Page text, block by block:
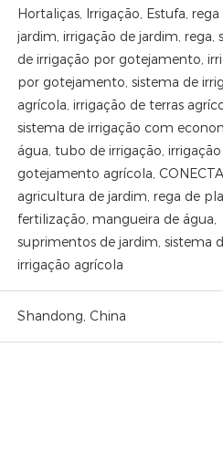
Hortaliças, Irrigação, Estufa, rega
jardim, irrigação de jardim, rega,
de irrigação por gotejamento,
por gotejamento, sistema de
agrícola, irrigação de terras
sistema de irrigação com
água, tubo de irrigação,
gotejamento agrícola,
agricultura de jardim, rega de
fertilização, mangueira de água,
suprimentos de jardim, sistema
irrigação agrícola
Shandong, China